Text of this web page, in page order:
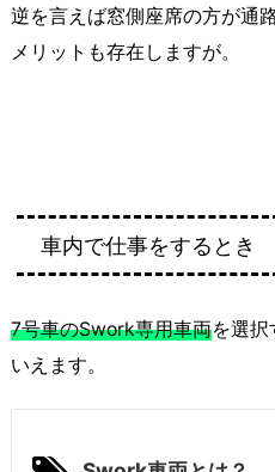
逆を言えば窓側座席の方が通
メリットも存在しますが。
車内で仕事をするとき
7号車のSwork専用車両を選
いえます。